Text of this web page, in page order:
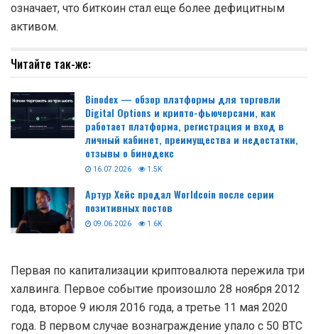
означает, что биткоин стал еще более дефицитным
активом.
Читайте так-же:
Binodex — обзор платформы для торговли
Digital Options и крипто-фьючерсами, как
работает платформа, регистрация и вход в
личный кабинет, преимущества и недостатки,
отзывы о бинодекс
16.07.2026 1.5K
Артур Хейс продал Worldcoin после серии
позитивных постов
09.06.2026 1.6K
Первая по капитализации криптовалюта пережила три
халвинга. Первое событие произошло 28 ноября 2012
года, второе 9 июля 2016 года, а третье 11 мая 2020
года. В первом случае вознаграждение упало с 50 BTC